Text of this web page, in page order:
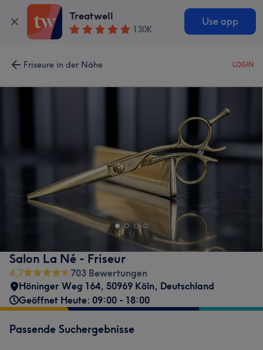
Treatwell
130K
Use app
Friseure in der Nähe LOGIN
Salon La Né - Friseur
4,7
703 Bewertungen
Höninger Weg 164, 50969 Köln, Deutschland
Geöffnet Heute: 09:00 - 18:00
Passende Suchergebnisse